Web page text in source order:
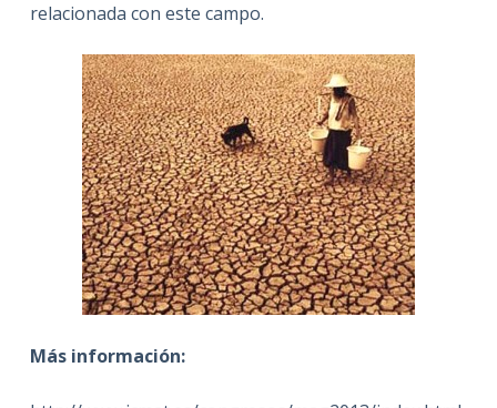
relacionada con este campo.
Más información: